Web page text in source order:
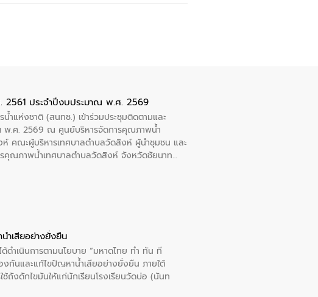
2561 ประจำปีงบประมาณ พ.ศ. 2569
แห่งชาติ (สนทช.) เข้าร่วมประชุมติดตามและ
พ.ศ. 2569 ณ ศูนย์บริหารจัดการคุณภาพน้ำ
คณะผู้บริหารเทศบาลตำบลวัดสิงห์ ผู้นำชุมชน และ
คุณภาพน้ำเทศบาลตำบลวัดสิงห์ จังหวัดชัยนาท
ำเสียอย่างยั่งยืน
ำเนินการตามนโยบาย “มหาดไทย ทำ ทัน ที
งกันและแก้ไขปัญหาน้ำเสียอย่างยั่งยืน ภายใต้
ช้ถังดักไขมันให้แก่นักเรียนโรงเรียนวัดบ่อ (นันท